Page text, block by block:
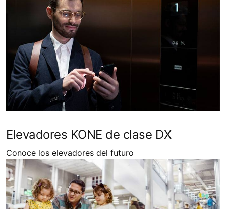
Elevadores KONE de clase DX
Conoce los elevadores del futuro